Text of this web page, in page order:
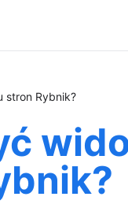
stron Rybnik?